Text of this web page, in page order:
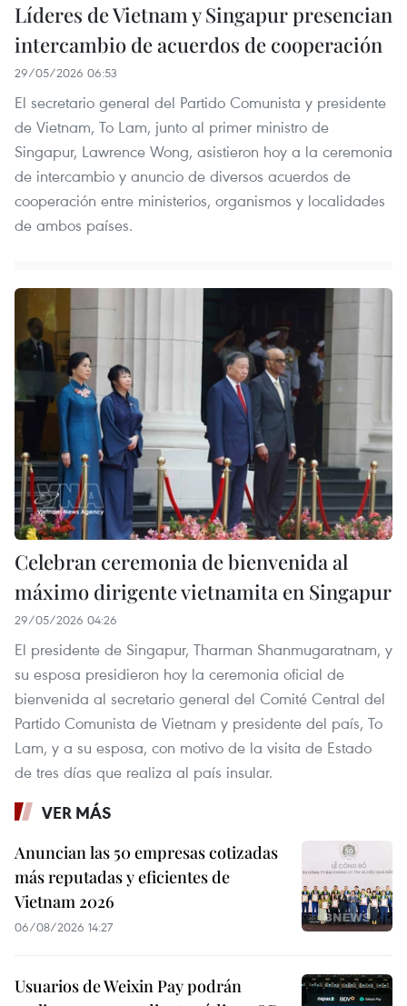
Líderes de Vietnam y Singapur presencian
intercambio de acuerdos de cooperación
29/05/2026 06:53
El secretario general del Partido Comunista y presidente
de Vietnam, To Lam, junto al primer ministro de
Singapur, Lawrence Wong, asistieron hoy a la ceremonia
de intercambio y anuncio de diversos acuerdos de
cooperación entre ministerios, organismos y localidades
de ambos países.
Celebran ceremonia de bienvenida al
máximo dirigente vietnamita en Singapur
29/05/2026 04:26
El presidente de Singapur, Tharman Shanmugaratnam, y
su esposa presidieron hoy la ceremonia oficial de
bienvenida al secretario general del Comité Central del
Partido Comunista de Vietnam y presidente del país, To
Lam, y a su esposa, con motivo de la visita de Estado
de tres días que realiza al país insular.
VER MÁS
Anuncian las 50 empresas cotizadas
más reputadas y eficientes de
Vietnam 2026
06/08/2026 14:27
Usuarios de Weixin Pay podrán